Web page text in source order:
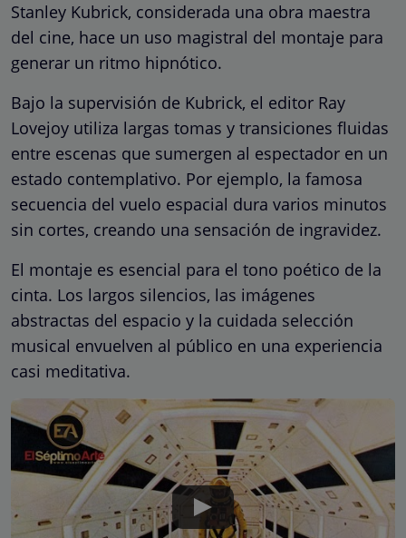
Stanley Kubrick, considerada una obra maestra
del cine, hace un uso magistral del montaje para
generar un ritmo hipnótico.
Bajo la supervisión de Kubrick, el editor Ray
Lovejoy utiliza largas tomas y transiciones fluidas
entre escenas que sumergen al espectador en un
estado contemplativo. Por ejemplo, la famosa
secuencia del vuelo espacial dura varios minutos
sin cortes, creando una sensación de ingravidez.
El montaje es esencial para el tono poético de la
cinta. Los largos silencios, las imágenes
abstractas del espacio y la cuidada selección
musical envuelven al público en una experiencia
casi meditativa.